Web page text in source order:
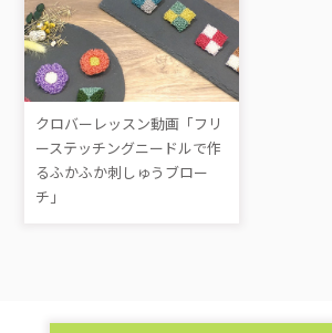
クロバーレッスン動画「フリ
ーステッチングニードルで作
るふかふか刺しゅうブロー
チ」